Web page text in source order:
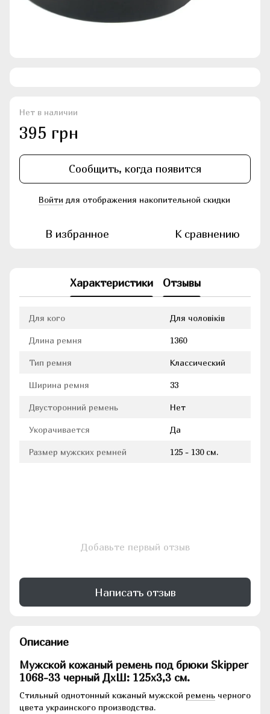
Нет в наличии
395 грн
Сообщить, когда появится
Войти для отображения накопительной скидки
В избранное К сравнению
Характеристики Отзывы
Для кого Для чоловіків
Длина ремня 1360
Тип ремня Классический
Ширина ремня 33
Двусторонний ремень Нет
Укорачивается Да
Размер мужских ремней 125 - 130 см.
Добавьте первый отзыв
Написать отзыв
Описание
Мужской кожаный ремень под брюки Skipper
1068-33 черный ДхШ: 125х3,3 см.
Стильный однотонный кожаный мужской ремень черного
цвета украинского производства.